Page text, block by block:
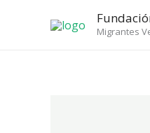
Migrantes